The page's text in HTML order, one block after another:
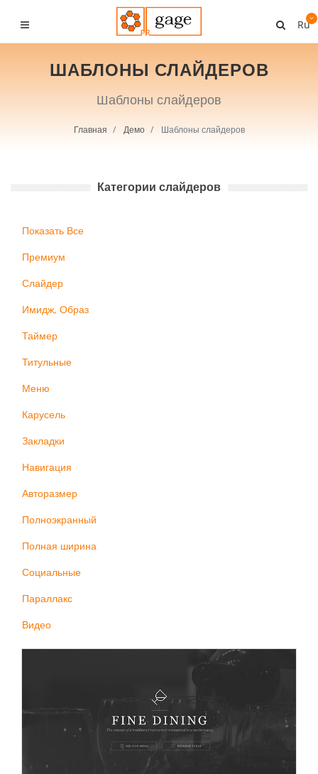
Ru
ШАБЛОНЫ СЛАЙДЕРОВ
Шаблоны слайдеров
Главная Демо Шаблоны слайдеров
Категории слайдеров
Показать Все
Премиум
Слайдер
Имидж, Образ
Таймер
Титульные
Меню
Карусель
Закладки
Навигация
Авторазмер
Полноэкранный
Полная ширина
Социальные
Параллакс
Видео